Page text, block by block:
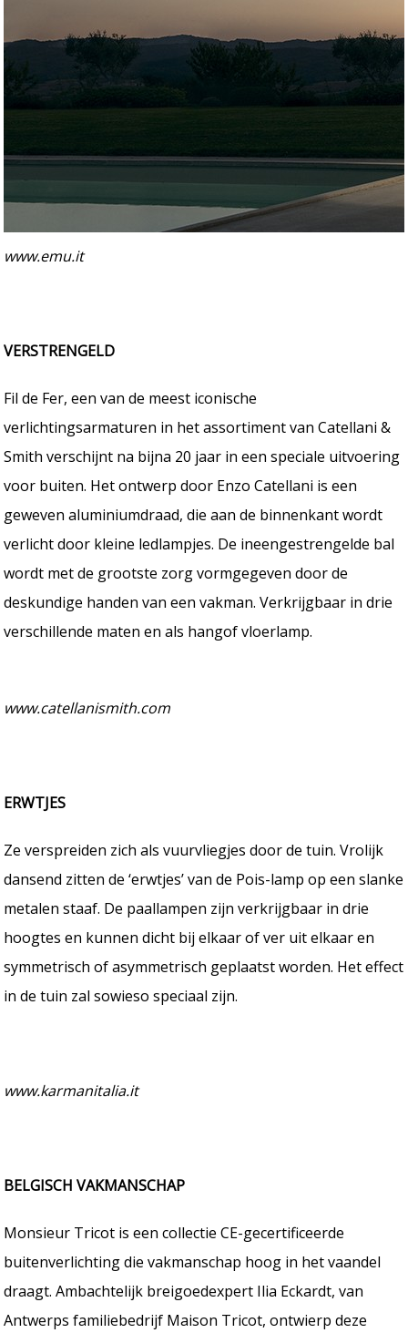
www.emu.it
VERSTRENGELD
Fil de Fer, een van de meest iconische
verlichtingsarmaturen in het assortiment van Catellani &
Smith verschijnt na bijna 20 jaar in een speciale uitvoering
voor buiten. Het ontwerp door Enzo Catellani is een
geweven aluminiumdraad, die aan de binnenkant wordt
verlicht door kleine ledlampjes. De ineengestrengelde bal
wordt met de grootste zorg vormgegeven door de
deskundige handen van een vakman. Verkrijgbaar in drie
verschillende maten en als hangof vloerlamp.
www.catellanismith.com
ERWTJES
Ze verspreiden zich als vuurvliegjes door de tuin. Vrolijk
dansend zitten de ‘erwtjes’ van de Pois-lamp op een slanke
metalen staaf. De paallampen zijn verkrijgbaar in drie
hoogtes en kunnen dicht bij elkaar of ver uit elkaar en
symmetrisch of asymmetrisch geplaatst worden. Het effect
in de tuin zal sowieso speciaal zijn.
www.karmanitalia.it
BELGISCH VAKMANSCHAP
Monsieur Tricot is een collectie CE-gecertificeerde
buitenverlichting die vakmanschap hoog in het vaandel
draagt. Ambachtelijk breigoedexpert Ilia Eckardt, van
Antwerps familiebedrijf Maison Tricot, ontwierp deze